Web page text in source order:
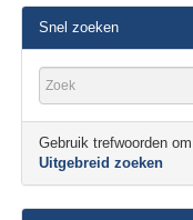
Snel zoeken
Gebruik trefwoorden
Uitgebreid zoeken